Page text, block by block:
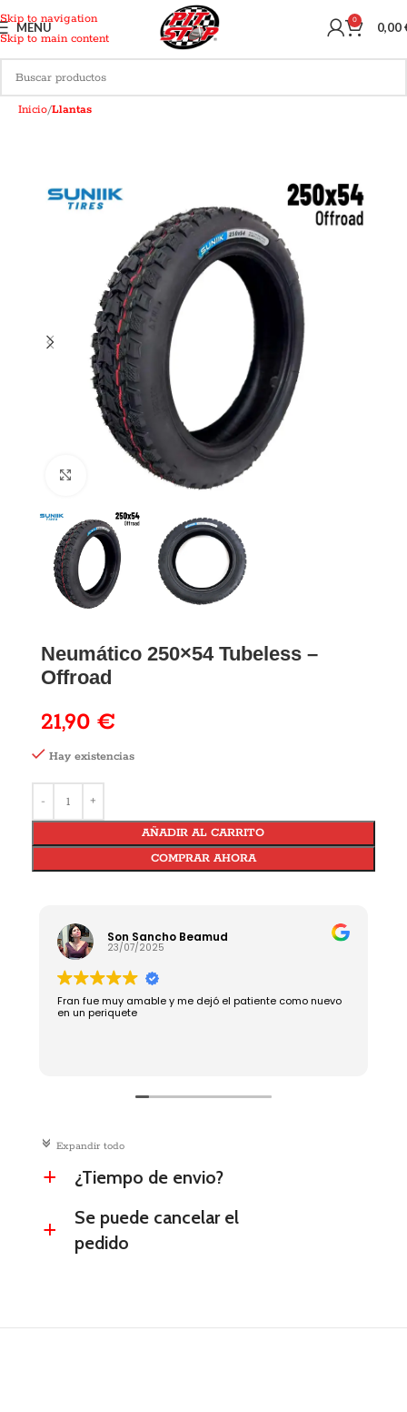
Skip to navigation
Skip to main content
MENU 0 0,00
Inicio Llantas
Neumático 250×54 Tubeless –
Offroad
21,90 €
Son Sancho Beamud
23/07/2025
Fran fue muy amable y me dejó el patiente como nuevo
en un periquete
c Expandir todo
a ¿Tiempo de envio?
a
Se puede cancelar el
pedido
Hay existencias
AÑADIR AL CARRITO
COMPRAR AHORA